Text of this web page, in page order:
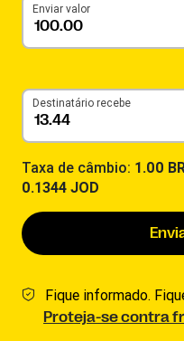
Enviar valor
Destinatário recebe
Taxa de câmbio: 1.00
0.1344 JOD
Fique informado.
Proteja-se contra